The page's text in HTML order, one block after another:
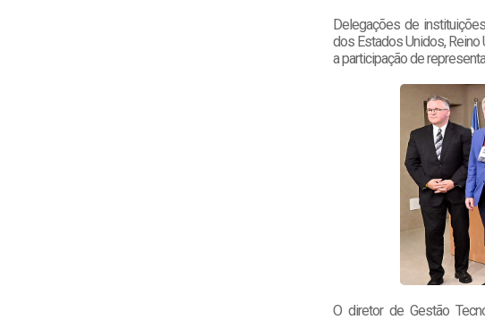
Delegações de
dos Estados Unidos, Reino
a participação de
O diretor de Gestão